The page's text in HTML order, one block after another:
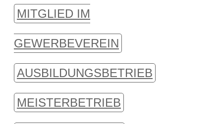
MITGLIED IM
GEWERBEVEREIN
AUSBILDUNGSBETRIEB
MEISTERBETRIEB